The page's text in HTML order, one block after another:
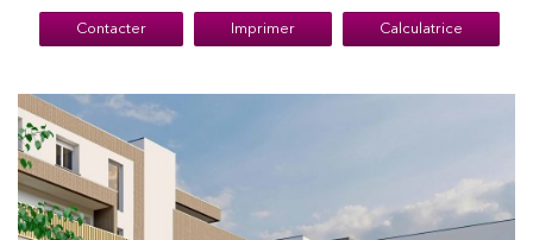
Contacter Imprimer Calculatrice